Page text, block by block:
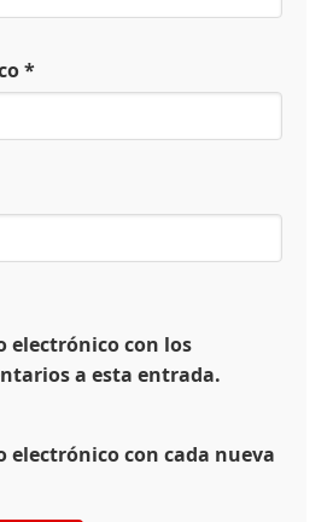
*
electrónico con los
a esta entrada.
electrónico con cada nueva